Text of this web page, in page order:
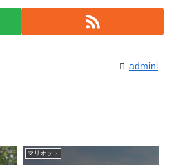
admini
マリオット